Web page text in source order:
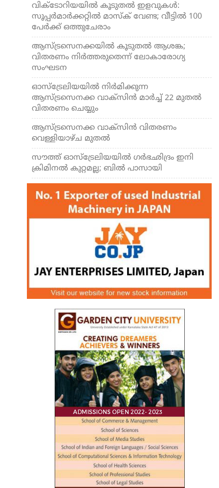
വിക്ടോറിയയില്‍ കൂടുതല്‍ ഇളവുകള്‍:
സൂപ്പര്‍മാര്‍ക്കറ്റില്‍ മാസ്‌ക് വേണ്ട; വീട്ടില്‍ 100
പേര്‍ക്ക് ഒത്തുചേരാം
ആസ്ട്രസെനക്കയില്‍ കൂടുതല്‍ ആശങ്ക;
വിതരണം നിര്‍ത്തരുതെന്ന് ലോകാരോഗ്യ
സംഘടന
ഓസ്ട്രേലിയയില്‍ നിര്‍മിക്കുന്ന
ആസ്ട്രസെനക്ക വാക്സിന്‍ മാര്‍ച്ച് 22 മുതല്‍
വിതരണം ചെയ്യും
ആസ്ട്രസെനക്ക വാക്സിന്‍ വിതരണം
വെള്ളിയാഴ്ച മുതല്‍
സൗത്ത് ഓസ്‌ട്രേലിയയില്‍ ഗര്‍ഭഛിദ്രം ഇനി
ക്രിമിനല്‍ കുറ്റമല്ല; ബില്‍ പാസായി